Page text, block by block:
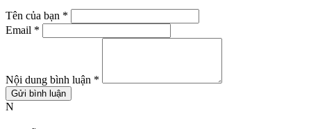
Tên của bạn *
Email *
Nội dung bình luận *
Gửi bình luận
N